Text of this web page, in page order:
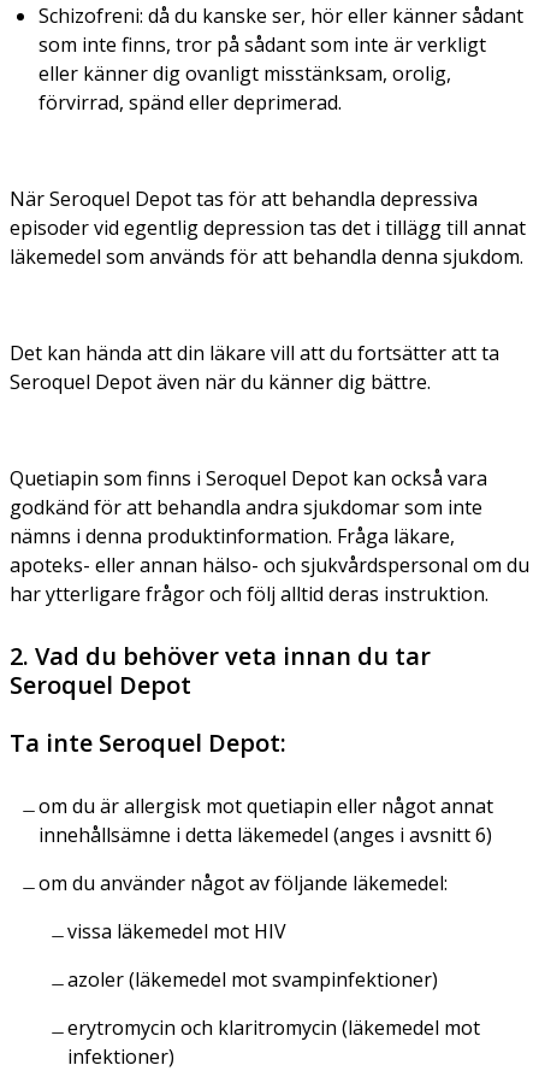
Schizofreni: då du kanske ser, hör eller känner sådant
som inte finns, tror på sådant som inte är verkligt
eller känner dig ovanligt misstänksam, orolig,
förvirrad, spänd eller deprimerad.
När Seroquel Depot tas för att behandla depressiva
episoder vid egentlig depression tas det i tillägg till annat
läkemedel som används för att behandla denna sjukdom.
Det kan hända att din läkare vill att du fortsätter att ta
Seroquel Depot även när du känner dig bättre.
Quetiapin som finns i Seroquel Depot kan också vara
godkänd för att behandla andra sjukdomar som inte
nämns i denna produktinformation. Fråga läkare,
apoteks- eller annan hälso- och sjukvårdspersonal om du
har ytterligare frågor och följ alltid deras instruktion.
2. Vad du behöver veta innan du tar
Seroquel Depot
Ta inte Seroquel Depot:
om du är allergisk mot quetiapin eller något annat
innehållsämne i detta läkemedel (anges i avsnitt 6)
om du använder något av följande läkemedel:
vissa läkemedel mot HIV
azoler (läkemedel mot svampinfektioner)
erytromycin och klaritromycin (läkemedel mot
infektioner)